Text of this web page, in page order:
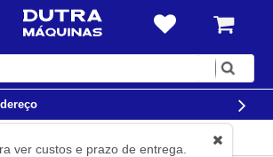
Digite
ver custos e prazo de entrega.